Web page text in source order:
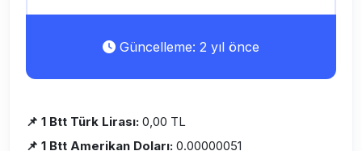
Güncelleme: 2 yıl önce
📌 1 Btt Türk Lirası: 0,00 TL
📌 1 Btt Amerikan Doları: 0.00000051